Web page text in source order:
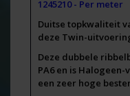
1245210 - Per meter
Duitse topkwaliteit
deze Twin-
Deze dubbele
PA6 en is
een zeer hoge